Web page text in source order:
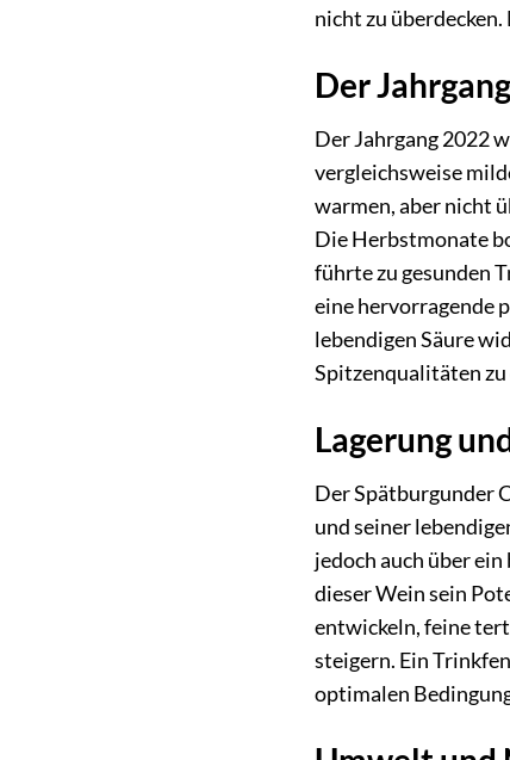
nicht zu
Der
Der Jahrgang 2022
vergleichsweise
warmen, aber nicht
Die Herbstmonate
führte zu gesunden
eine hervorragende
lebendigen Säure
Spitzenqualitäten zu
Lagerung
Der Spätburgunder
und seiner
jedoch auch über
dieser Wein sein
entwickeln, feine
steigern. Ein
optimalen